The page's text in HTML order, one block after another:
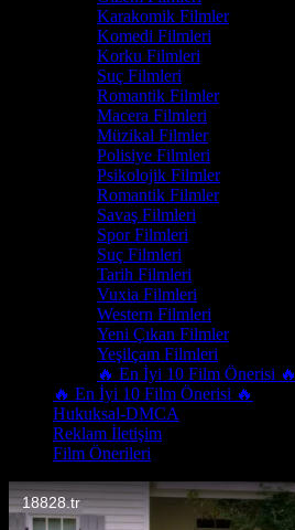
Karakomik Filmler
Komedi Filmleri
Korku Filmleri
Suç Filmleri
Romantik Filmler
Macera Filmleri
Müzikal Filmler
Polisiye Filmleri
Psikolojik Filmler
Romantik Filmler
Savaş Filmleri
Spor Filmleri
Suç Filmleri
Tarih Filmleri
Vuxia Filmleri
Western Filmleri
Yeni Çıkan Filmler
Yeşilçam Filmleri
🔥 En İyi 10 Film Önerisi 🔥
🔥 En İyi 10 Film Önerisi 🔥
Hukuksal-DMCA
Reklam İletişim
Film Önerileri